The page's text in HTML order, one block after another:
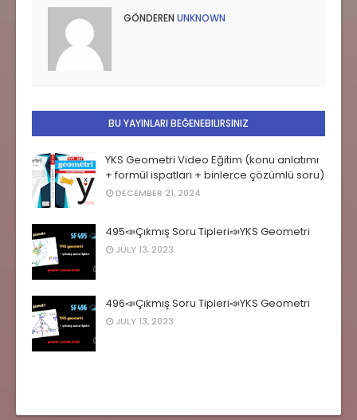
GÖNDEREN UNKNOWN
BU YAYINLARI BEĞENEBILIRSINIZ
YKS Geometri Video Eğitim (konu anlatımı
+ formül ispatları + binlerce çözümlü soru)
DECEMBER 21, 2024
495📣Çıkmış Soru Tipleri📣YKS Geometri
JULY 13, 2023
496📣Çıkmış Soru Tipleri📣YKS Geometri
JULY 13, 2023